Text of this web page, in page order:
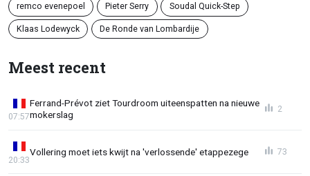
remco evenepoel Pieter Serry Soudal Quick-Step
Klaas Lodewyck De Ronde van Lombardije
Meest recent
Ferrand-Prévot ziet Tourdroom uiteenspatten na nieuwe
mokerslag
07:57
2
Vollering moet iets kwijt na 'verlossende' etappezege
20:33
73